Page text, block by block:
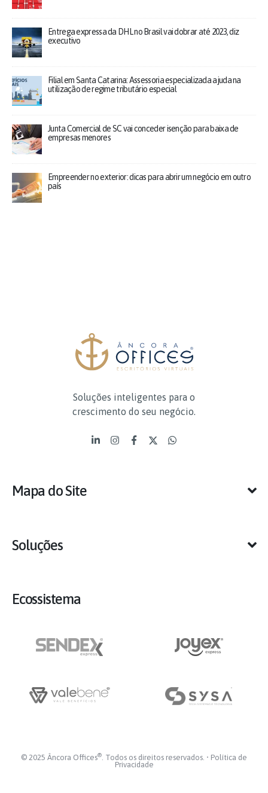
Entrega expressa da DHL no Brasil vai dobrar até 2023, diz
executivo
Filial em Santa Catarina: Assessoria especializada ajuda na
utilização de regime tributário especial
Junta Comercial de SC vai conceder isenção para baixa de
empresas menores
Empreender no exterior: dicas para abrir um negócio em outro
país
Soluções inteligentes para o
crescimento do seu negócio.
Mapa do Site
Soluções
Ecossistema
© 2025 Âncora Offices® . Todos os direitos reservados. • Política de
Privacidade